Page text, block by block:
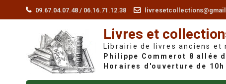
09.67.04.07.48 / 06.16.71.12.38
Livres et
Librairie de livres anciens et